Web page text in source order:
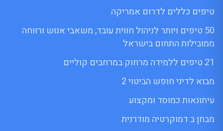
טיפים כללים לדרום אמריקה
50 טיפים ויותר לניהול חווית עובד, משאבי אנוש ורווחה
ממובילות התחום בישראל
21 טיפים ללמידה מרחוק במרחבים קוליים
מבוא לדיני חופש הביטוי 2
עיתונאות כמוסד ומקצוע
מבחן ב דמוקרטיה מודרנית